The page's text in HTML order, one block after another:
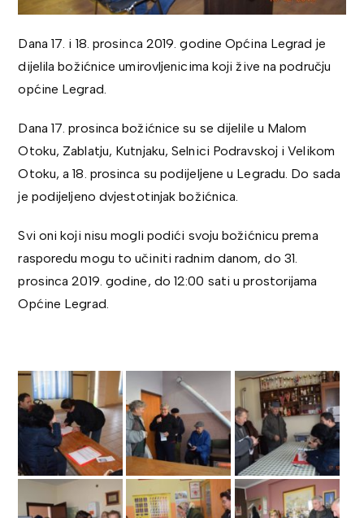
Dana 17. i 18. prosinca 2019. godine Općina Legrad je
dijelila božićnice umirovljenicima koji žive na području
općine Legrad.
Dana 17. prosinca božićnice su se dijelile u Malom
Otoku, Zablatju, Kutnjaku, Selnici Podravskoj i Velikom
Otoku, a 18. prosinca su podijeljene u Legradu. Do sada
je podijeljeno dvjestotinjak božićnica.
Svi oni koji nisu mogli podići svoju božićnicu prema
rasporedu mogu to učiniti radnim danom, do 31.
prosinca 2019. godine, do 12:00 sati u prostorijama
Općine Legrad.